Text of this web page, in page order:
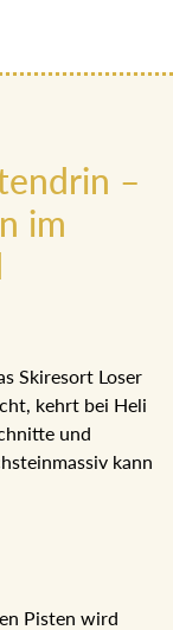
–
im
Skiresort Loser
kehrt bei Heli
und
Pisten wird